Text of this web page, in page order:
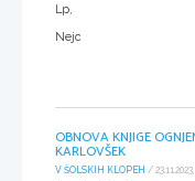
Lp,
Nejc
OBNOVA KNJIGE
KARLOVŠEK
V ŠOLSKIH KLOPEH /